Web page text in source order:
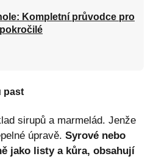
Kompletní průvodce pro
past
sirupů a marmelád. Jenže
úpravě. Syrové nebo
jako listy a kůra, obsahují